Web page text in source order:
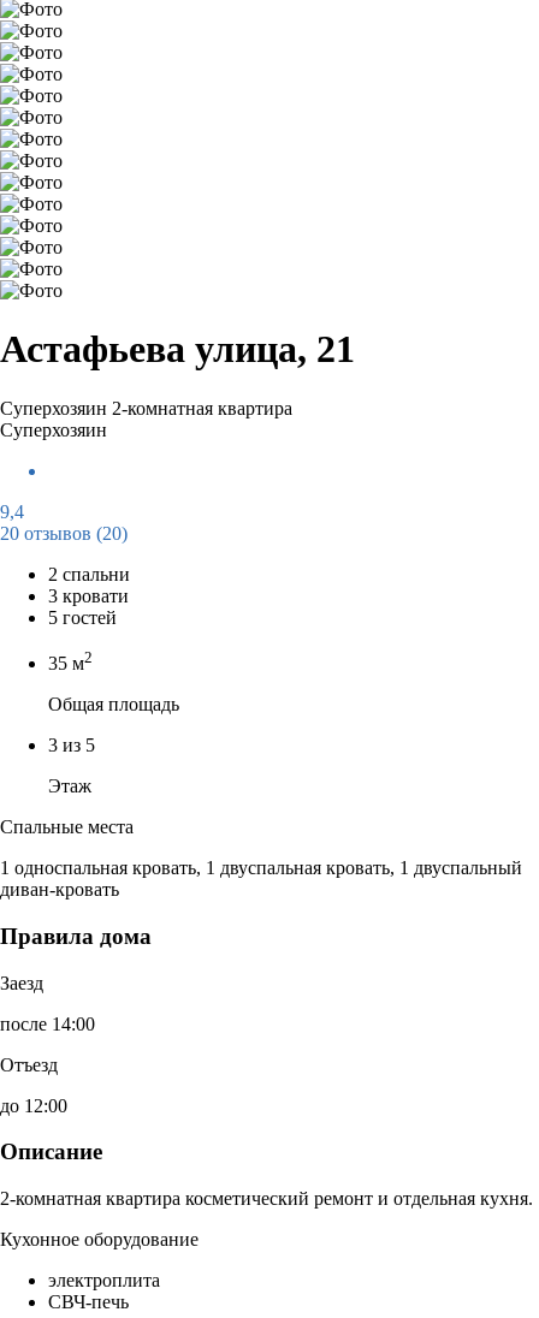
Астафьева улица, 21
Суперхозяин 2-комнатная квартира
Суперхозяин
9,4
20 отзывов (20)
2 спальни
3 кровати
5 гостей
35 м2
Общая площадь
3 из 5
Этаж
Спальные места
1 односпальная кровать, 1 двуспальная кровать, 1 двуспальный
диван-кровать
Правила дома
Заезд
после 14:00
Отъезд
до 12:00
Описание
2-комнатная квартира косметический ремонт и отдельная кухня.
Кухонное оборудование
электроплита
СВЧ-печь